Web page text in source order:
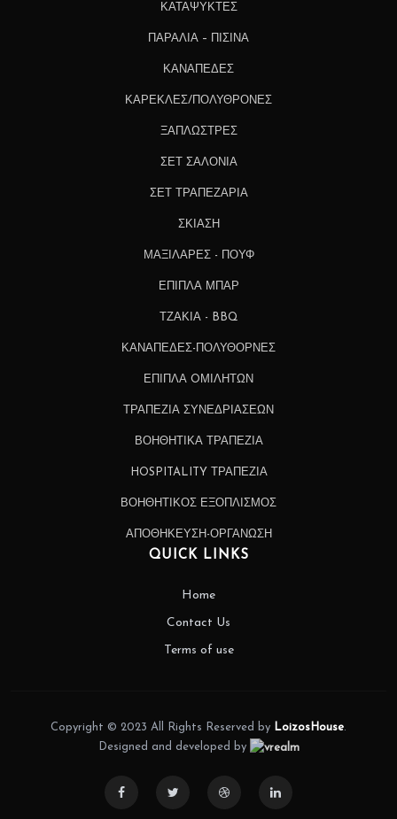
ΚΑΤΑΨΥΚΤΕΣ
ΠΑΡΑΛΙΑ – ΠΙΣΙΝΑ
ΚΑΝΑΠΕΔΕΣ
ΚΑΡΕΚΛΕΣ/ΠΟΛΥΘΡΟΝΕΣ
ΞΑΠΛΩΣΤΡΕΣ
ΣΕΤ ΣΑΛΟΝΙΑ
ΣΕΤ ΤΡΑΠΕΖΑΡΙΑ
ΣΚΙΑΣΗ
ΜΑΞΙΛΑΡΕΣ - ΠΟΥΦ
ΕΠΙΠΛΑ ΜΠΑΡ
ΤΖΑΚΙΑ - BBQ
ΚΑΝΑΠΕΔΕΣ-ΠΟΛΥΘΟΡΝΕΣ
ΕΠΙΠΛΑ OΜΙΛΗΤΩΝ
ΤΡΑΠΕΖΙΑ ΣΥΝΕΔΡΙΑΣΕΩΝ
ΒΟΗΘΗΤΙΚΑ ΤΡΑΠΕΖΙΑ
HOSPITALITY ΤΡΑΠΕΖΙΑ
ΒΟΗΘΗΤΙΚΟΣ ΕΞΟΠΛΙΣΜΟΣ
ΑΠΟΘΗΚΕΥΣΗ-ΟΡΓΑΝΩΣΗ
QUICK LINKS
Home
Contact Us
Terms of use
Copyright © 2023 All Rights Reserved by LoizosHouse.
Designed and developed by